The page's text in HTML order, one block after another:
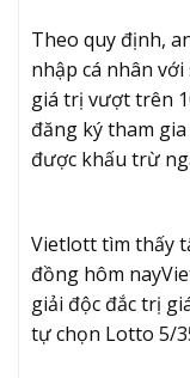
Theo quy định,
nhập cá nhân
giá trị vượt trên
đăng ký tham
được khấu trừ
Vietlott tìm thấy
đồng hôm nay
giải độc đắc trị
tự chọn Lotto 5/